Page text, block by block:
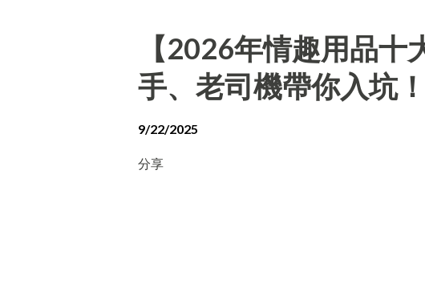
【2026年情趣用品
手、老司機帶你入坑！
9/22/2025
分享